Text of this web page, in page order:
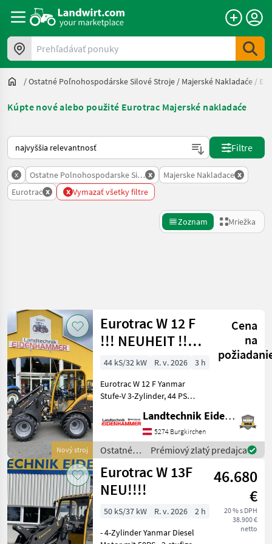
Prehľadávať ponuky
/Ostatné Poľnohospodárske Silové Stroje / Majerské Nakladaće /
Kúpte nové alebo použité Eurotrac Majerské nakladaće
Takto sa vykonáva triedenie na Landwirt.com
Filtre
x Ostatne Polnohospodarske Silove Stroje
x Majerske Nakladace x
Eurotrac x x Vymazať všetky filtre
Zoznam Mriežka
Kategória 4 Krajina Filtre
AKTUÁLNA
CESTA
poľnohospodárska
technika
Ostatne
Polnohospodarske
Silove Stroje
Majerske
Nakladace
Eurotrac
VYBRAŤ
KATEGÓRIU
Eurotrac
Resetovať
Zobraziť
výsledkov
Nový stroj
Eurotrac W 12 F
!!! NEUHEIT !!!
Prompt
Cena
na
44 kS/32 kW R. v. 2026
3 h
Eurotrac W 12 F Yanmar
Stufe-V 3-Zylinder, 44 PS
Eigengewicht 2620 kg
Hubhöhe 290 cm Bauhöhe
233 cm Radladerbreite 150
cm Joystick-Steue
Landtechnik Eidenhammer GmbH
5274 Burgkirchen
Ostatné
poľnohospodárske
silové
stroje /
Eurotrac
Prémiový zlatý predajca
Eurotrac W 13F
NEU!!!!
46.680
€
20 % s DPH
38.900 €
netto
50 kS/37 kW R. v. 2026
2 h
- 4-Zylinder Yanmar Diesel